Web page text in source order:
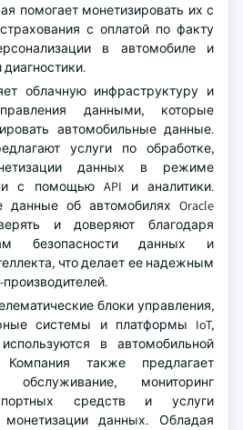
помогает монетизировать их с
с оплатой по факту
в автомобиле и
облачную инфраструктуру и
данными, которые
автомобильные данные.
услуги по обработке,
данных в режиме
с помощью API и аналитики.
данные об автомобилях Oracle
и доверяют благодаря
безопасности данных и
что делает ее надежным
производителей.
блоки управления,
системы и платформы IoT,
в автомобильной
Компания также предлагает
обслуживание, мониторинг
средств и услуги
данных. Обладая